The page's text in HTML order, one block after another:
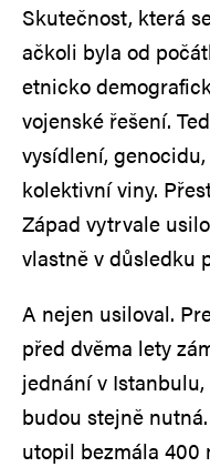
Skutečnost, která
ačkoli byla od
etnicko
vojenské řešení.
vysídlení,
kolektivní viny.
Západ vytrvale
vlastně v důsledku
A nejen usiloval.
před dvěma lety
jednání v
budou stejně
utopil bezmála 400